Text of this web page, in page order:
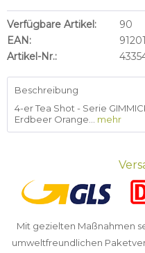
Verfügbare Artikel:
90
EAN:
Artikel-Nr.:
Beschreibung
4-er Tea Shot - Serie
Erdbeer Orange...
mehr
Mit gezielten Maßnahmen
umweltfreundlichen